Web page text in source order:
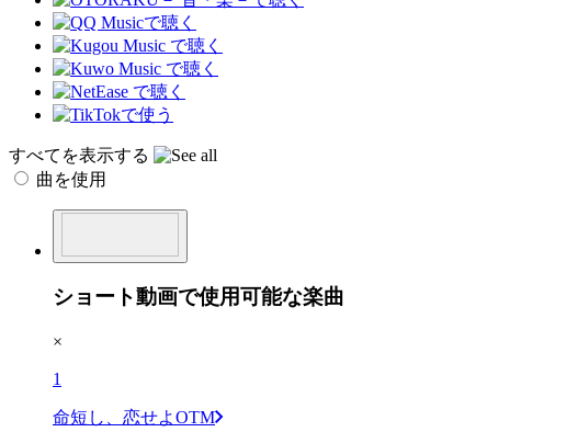
すべてを表示する
曲を使用
ショート動画で使用可能な楽曲
×
1
命短し、恋せよOTM